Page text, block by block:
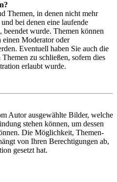
Themen, in denen nicht mehr
bei denen eine laufende
wurde. Themen können
einen Moderator oder
Eventuell haben Sie auch die
zu schließen, sofern dies
erlaubt wurde.
Autor ausgewählte Bilder, welche
stehen können, um dessen
Die Möglichkeit, Themen-
von Ihren Berechtigungen ab,
gesetzt hat.